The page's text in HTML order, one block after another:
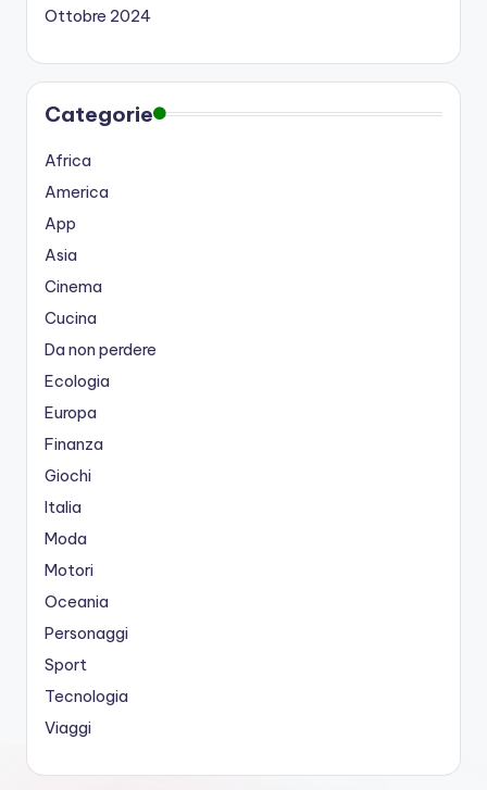
Ottobre 2024
Categorie
Africa
America
App
Asia
Cinema
Cucina
Da non perdere
Ecologia
Europa
Finanza
Giochi
Italia
Moda
Motori
Oceania
Personaggi
Sport
Tecnologia
Viaggi